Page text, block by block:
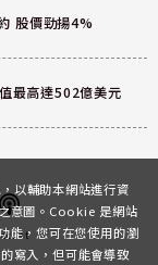
股價勁揚4%
最高達502億美元
以輔助本網站進行資
意圖。Cookie 是網站
能，您可在您使用的瀏
寫入，但可能會導致